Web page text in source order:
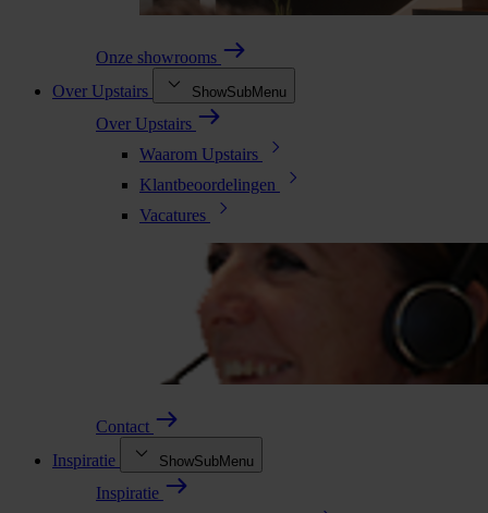
Onze showrooms
Over Upstairs
ShowSubMenu
Over Upstairs
Waarom Upstairs
Klantbeoordelingen
Vacatures
Contact
Inspiratie
ShowSubMenu
Inspiratie